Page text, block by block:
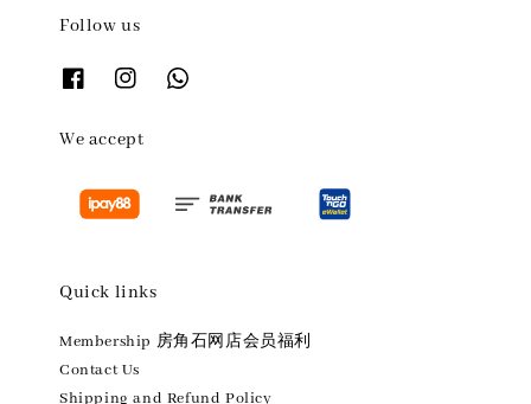
Follow us
We accept
Quick links
Membership 房角石网店会员福利
Contact Us
Shipping and Refund Policy